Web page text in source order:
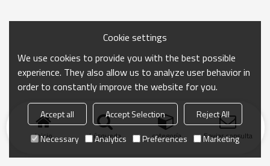
Inicio búsqueda categoría Enviar consulta
Cookie settings
We use cookies to provide you with the best possible
experience. They also allow us to analyze user behavior in
order to constantly improve the website for you.
Accept all Accept Selection
Reject All
Necessary
Analytics Preferences Marketing